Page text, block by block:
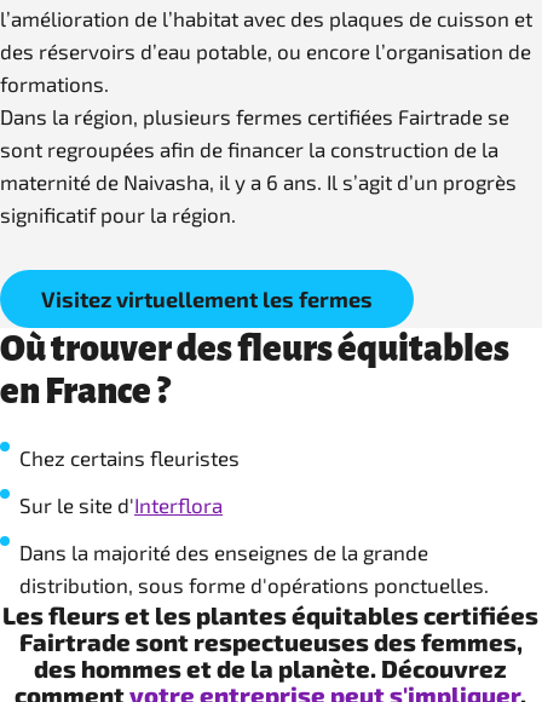
l’amélioration de l’habitat avec des plaques de cuisson et
des réservoirs d’eau potable, ou encore l’organisation de
formations.
Dans la région, plusieurs fermes certifiées Fairtrade se
sont regroupées afin de financer la construction de la
maternité de Naivasha, il y a 6 ans. Il s’agit d’un progrès
significatif pour la région.
Visitez virtuellement les fermes
Où trouver des fleurs équitables
en France ?
Chez certains fleuristes
Sur le site d'Interflora
Dans la majorité des enseignes de la grande
distribution, sous forme d'opérations ponctuelles.
Les fleurs et les plantes équitables certifiées
Fairtrade sont respectueuses des femmes,
des hommes et de la planète. Découvrez
commentvotre entreprise peut s'impliquer.